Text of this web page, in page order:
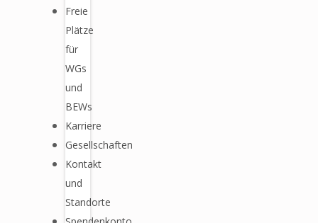
Freie
Plätze
für
WGs
und
BEWs
Karriere
Gesellschaften
Kontakt
und
Standorte